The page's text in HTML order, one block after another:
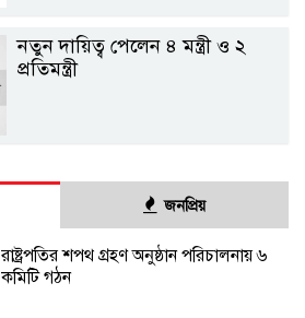
নতুন দায়িত্ব পেলেন ৪ মন্ত্রী ও ২
প্রতিমন্ত্রী
জনপ্রিয়
রাষ্ট্রপতির শপথ গ্রহণ অনুষ্ঠান পরিচালনায় ৬
কমিটি গঠন